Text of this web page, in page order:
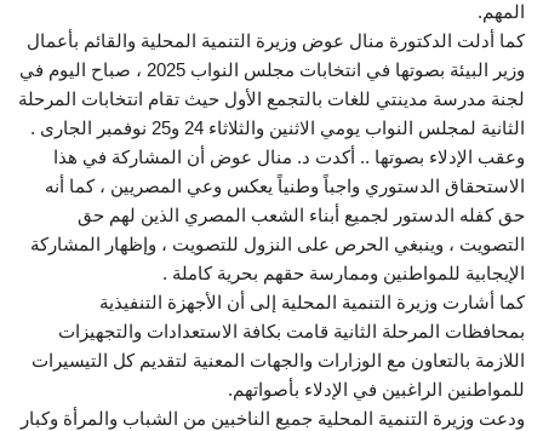
المهم.
كما أدلت الدكتورة منال عوض وزيرة التنمية المحلية والقائم بأعمال
وزير البيئة بصوتها في انتخابات مجلس النواب 2025 ، صباح اليوم في
لجنة مدرسة مدينتي للغات بالتجمع الأول حيث تقام انتخابات المرحلة
الثانية لمجلس النواب يومي الاثنين والثلاثاء 24 و25 نوفمبر الجارى .
وعقب الإدلاء بصوتها .. أكدت د. منال عوض أن المشاركة في هذا
الاستحقاق الدستوري واجباً وطنياً يعكس وعي المصريين ، كما أنه
حق كفله الدستور لجميع أبناء الشعب المصري الذين لهم حق
التصويت ، وينبغي الحرص على النزول للتصويت ، وإظهار المشاركة
الإيجابية للمواطنين وممارسة حقهم بحرية كاملة .
كما أشارت وزيرة التنمية المحلية إلى أن الأجهزة التنفيذية
بمحافظات المرحلة الثانية قامت بكافة الاستعدادات والتجهيزات
اللازمة بالتعاون مع الوزارات والجهات المعنية لتقديم كل التيسيرات
للمواطنين الراغبين في الإدلاء بأصواتهم.
ودعت وزيرة التنمية المحلية جميع الناخبين من الشباب والمرأة وكبار